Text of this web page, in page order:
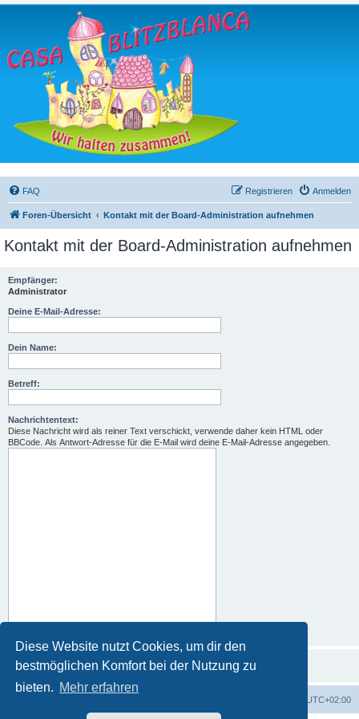
Diese Website nutzt Cookies, um dir den
bestmöglichen Komfort bei der Nutzung zu
bieten. Mehr erfahren
FAQ Anmelden
Registrieren
Foren-Übersicht Kontakt mit der Board-Administration aufnehmen
Kontakt mit der Board-Administration aufnehmen
Empfänger:
Administrator
Deine E-Mail-Adresse:
Dein Name:
Betreff:
Nachrichtentext:
Diese Nachricht wird als reiner Text verschickt, verwende daher kein HTML oder
BBCode. Als Antwort-Adresse für die E-Mail wird deine E-Mail-Adresse angegeben.
UTC+02:00